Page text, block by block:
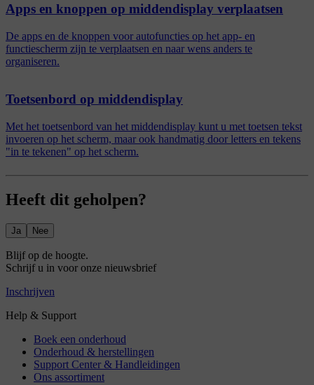
Apps en knoppen op middendisplay verplaatsen
De apps en de knoppen voor autofuncties op het app- en
functiescherm zijn te verplaatsen en naar wens anders te
organiseren.
Toetsenbord op middendisplay
Met het toetsenbord van het middendisplay kunt u met toetsen tekst
invoeren op het scherm, maar ook handmatig door letters en tekens
"in te tekenen" op het scherm.
Heeft dit geholpen?
Ja Nee